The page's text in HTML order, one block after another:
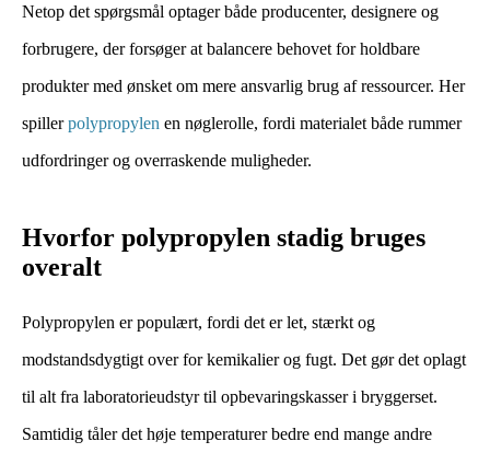
Netop det spørgsmål optager både producenter, designere og
forbrugere, der forsøger at balancere behovet for holdbare
produkter med ønsket om mere ansvarlig brug af ressourcer. Her
spillerpolypropylen en nøglerolle, fordi materialet både rummer
udfordringer og overraskende muligheder.
Hvorfor polypropylen stadig bruges
overalt
Polypropylen er populært, fordi det er let, stærkt og
modstandsdygtigt over for kemikalier og fugt. Det gør det oplagt
til alt fra laboratorieudstyr til opbevaringskasser i bryggerset.
Samtidig tåler det høje temperaturer bedre end mange andre